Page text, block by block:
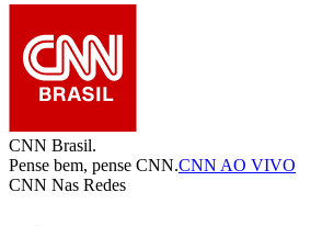
CNN Brasil.
Pense bem, pense CNN.CNN AO VIVO
CNN Nas Redes